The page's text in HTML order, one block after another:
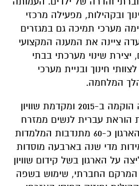
ובקהילות, מפעילה מרכזי
מערכי תמיכה גם במגזרים
ציינה את המענה המקצועי
יצירת שינוי מערכתי בבתי
חינוך ובניית מערכי
המלחמה.
״ליסאן״– העמותה הוקמה ב-2015 ומקדמת שוויון
הוראת עברית לנשים ממזרח
העיר. כיום מפעיל הארגון כ-60 מתנדבות המלמדות
מ-600 תלמידות מדי שנה בארבעה מוסדות
על הארגון בשל קידום שוויון
המרקם החברתי, שימוש בשפה